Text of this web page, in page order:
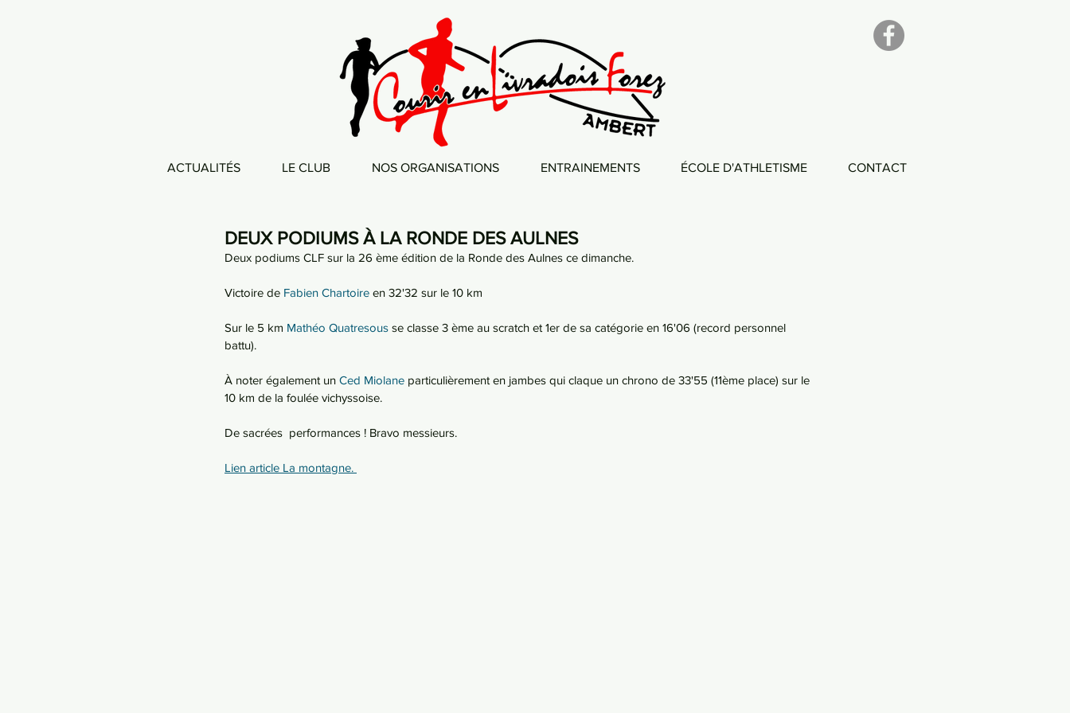
ACTUALITÉS LE CLUB NOS ORGANISATIONS ENTRAINEMENTS ÉCOLE D'ATHLETISME CONTACT
DEUX PODIUMS À LA RONDE DES AULNES
Deux podiums CLF sur la 26 ème édition de la Ronde des Aulnes ce dimanche.
Victoire de Fabien Chartoire en 32'32 sur le 10 km
Sur le 5 km Mathéo Quatresous se classe 3 ème au scratch et 1er de sa catégorie en 16'06 (record personnel
battu).
À noter également un Ced Miolane particulièrement en jambes qui claque un chrono de 33'55 (11ème place) sur le
10 km de la foulée vichyssoise.
De sacrées  performances ! Bravo messieurs.
Lien article La montagne.